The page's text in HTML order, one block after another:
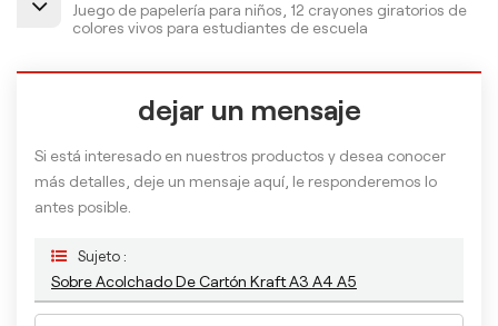
Juego de papelería para niños, 12 crayones giratorios de
colores vivos para estudiantes de escuela
dejar un mensaje
Si está interesado en nuestros productos y desea conocer
más detalles, deje un mensaje aquí, le responderemos lo
antes posible.
Sujeto :
Sobre Acolchado De Cartón Kraft A3 A4 A5